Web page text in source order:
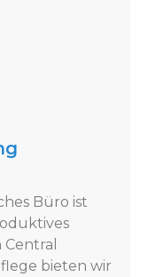
Büro ist
bieten wir